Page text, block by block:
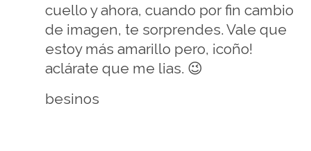
cuello y ahora, cuando por fin cambio
de imagen, te sorprendes. Vale que
estoy más amarillo pero, ¡coño!
aclárate que me lias. 😉
besinos